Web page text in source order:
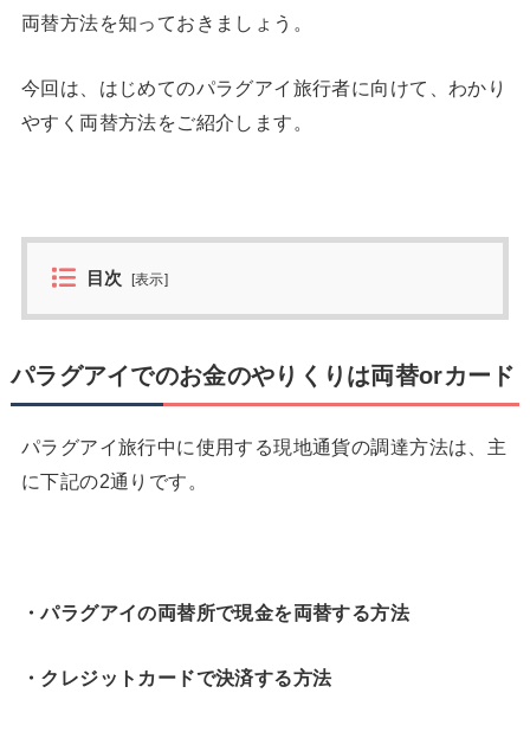
両替方法を知っておきましょう。
今回は、はじめてのパラグアイ旅行者に向けて、わかり
やすく両替方法をご紹介します。
目次 [表示]
パラグアイでのお金のやりくりは両替orカード
パラグアイ旅行中に使用する現地通貨の調達方法は、主
に下記の2通りです。
・パラグアイの両替所で現金を両替する方法
・クレジットカードで決済する方法